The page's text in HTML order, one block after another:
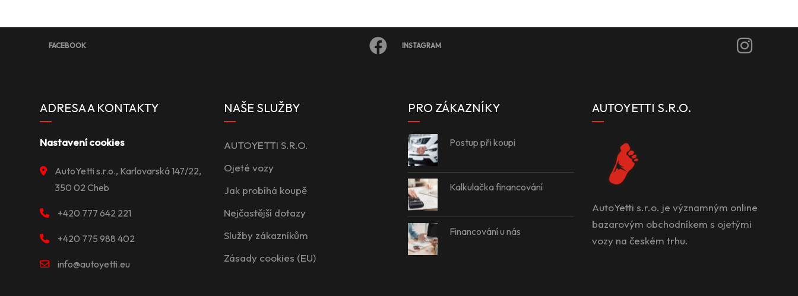
FACEBOOK INSTAGRAM
ADRESA A KONTAKTY
Nastavení cookies
AutoYetti s.r.o., Karlovarská 147/22,
350 02 Cheb
+420 777 642 221
+420 775 988 402
info@autoyetti.eu
NAŠE SLUŽBY
AUTOYETTI S.R.O.
Ojeté vozy
Jak probíhá koupě
Nejčastější dotazy
Služby zákazníkům
Zásady cookies (EU)
PRO ZÁKAZNÍKY
Postup při koupi
Kalkulačka financování
Financování u nás
AUTOYETTI S.R.O.
AutoYetti s.r.o. je významným online
bazarovým obchodníkem s ojetými
vozy na českém trhu.